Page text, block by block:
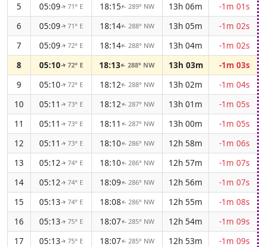
5
05:09↑71° E 18:15↑ 289° NW 13h 06m
-1m 01s
6
05:09↑71° E 18:14↑ 288° NW 13h 05m
-1m 02s
7
05:09↑72° E 18:14↑ 288° NW 13h 04m
-1m 02s
8
05:10↑72° E 18:13↑288° NW 13h 03m
-1m 03s
9
05:10↑72° E 18:12↑ 288° NW 13h 02m
-1m 04s
10
05:11 ↑73° E 18:12↑ 287° NW 13h 01m
-1m 05s
11
05:11 ↑73° E 18:11 ↑ 287° NW 13h 00m
-1m 05s
12
05:11 ↑73° E 18:10↑ 286° NW 12h 58m
-1m 06s
13
05:12↑ 74° E 18:10↑ 286° NW 12h 57m
-1m 07s
14
05:12↑ 74° E 18:09↑ 286° NW 12h 56m
-1m 07s
15
05:13↑ 74° E 18:08↑ 286° NW 12h 55m
-1m 08s
16
05:13↑ 75° E 18:07↑ 285° NW 12h 54m
-1m 09s
17
05:13↑ 75° E 18:07↑ 285° NW 12h 53m
-1m 09s